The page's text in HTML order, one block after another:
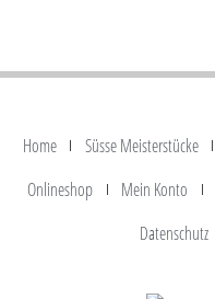
Home Süsse Meisterstücke
Onlineshop
Mein Konto
Datenschutz